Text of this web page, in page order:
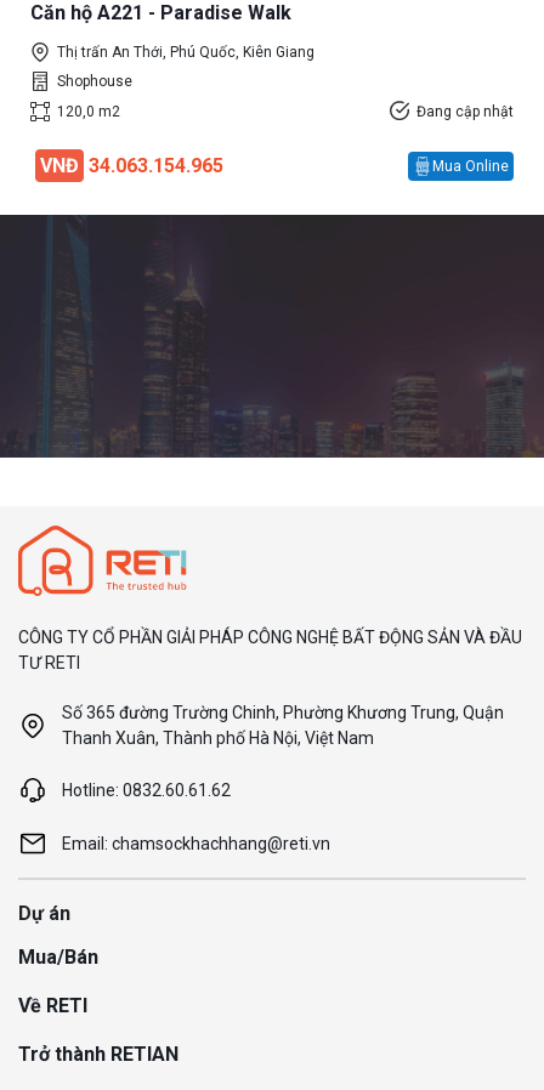
Căn hộ A221 - Paradise Walk
Thị trấn An Thới, Phú Quốc, Kiên Giang
Shophouse
120,0 m2
Đang cập nhật
VNĐ 34.063.154.965 Mua Online
CÔNG TY CỔ PHẦN GIẢI PHÁP CÔNG NGHỆ BẤT ĐỘNG SẢN VÀ ĐẦU
TƯ RETI
Số 365 đường Trường Chinh, Phường Khương Trung, Quận
Thanh Xuân, Thành phố Hà Nội, Việt Nam
Hotline: 0832.60.61.62
Email: chamsockhachhang@reti.vn
Dự án
Mua/Bán
Về RETI
Trở thành RETIAN